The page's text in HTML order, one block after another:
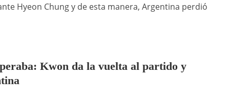
Hyeon Chung y de esta manera, Argentina perdió
Kwon da la vuelta al partido y